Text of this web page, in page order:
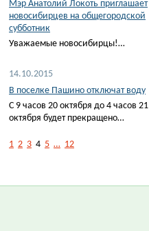
Мэр Анатолий Локоть приглашает
новосибирцев на общегородской
субботник
Уважаемые новосибирцы!…
14.10.2015
В поселке Пашино отключат воду
С 9 часов 20 октября до 4 часов 21
октября будет прекращено…
1 2 3 4 5 … 12